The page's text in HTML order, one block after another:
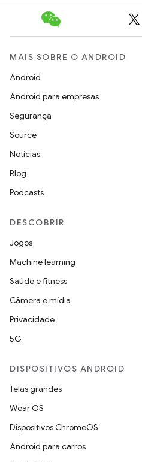
MAIS SOBRE O ANDROID
Android
Android para empresas
Segurança
Source
Notícias
Blog
Podcasts
DESCOBRIR
Jogos
Machine learning
Saúde e fitness
Câmera e mídia
Privacidade
5G
DISPOSITIVOS ANDROID
Telas grandes
Wear OS
Dispositivos ChromeOS
Android para carros